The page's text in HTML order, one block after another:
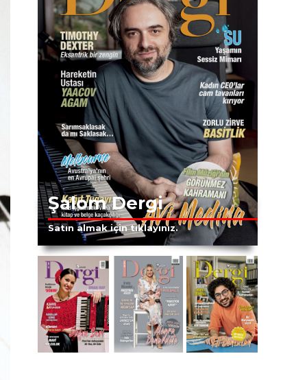
Şalom Dergi
Satın almak için tıklayınız.